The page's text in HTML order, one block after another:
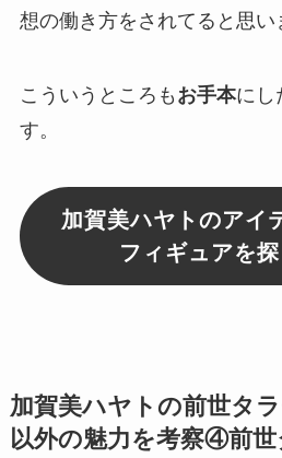
想の働き方をされてると思い
こういうところも お手本にし
す。
加賀美ハヤトのアイ
フィギュアを
加賀美ハヤトの前世タ
以外の魅力を考察④前